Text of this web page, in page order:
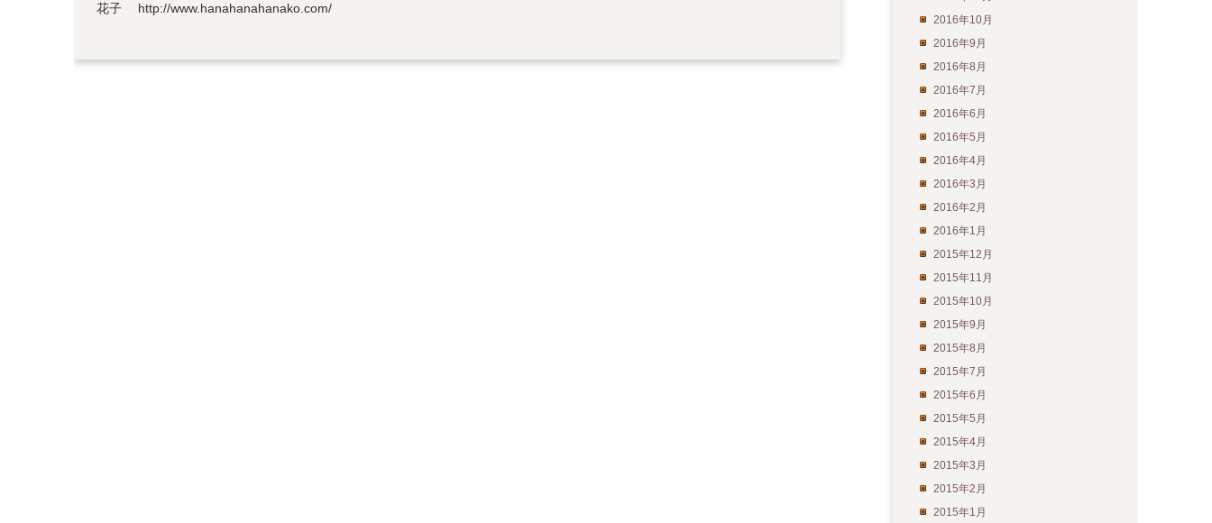
花子 http://www.hanahanahanako.com/
2016年10月
2016年9月
2016年8月
2016年7月
2016年6月
2016年5月
2016年4月
2016年3月
2016年2月
2016年1月
2015年12月
2015年11月
2015年10月
2015年9月
2015年8月
2015年7月
2015年6月
2015年5月
2015年4月
2015年3月
2015年2月
2015年1月